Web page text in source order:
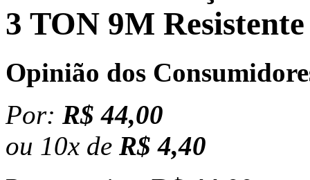
3 TON 9M
Opinião dos
Por: R$ 44,00
ou 10x de R$ 4,40